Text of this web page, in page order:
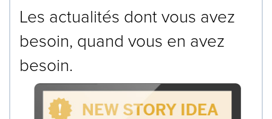
Les actualités dont vous avez
besoin, quand vous en avez
besoin.